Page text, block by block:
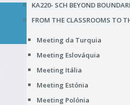
KA220- SCH BEYOND
FROM THE CLASSROOMS TO
Meeting da Turquia
Meeting Eslováquia
Meeting Itália
Meeting Estónia
Meeting Polónia
ENC. DE PROTEÇÃO
João Carlos